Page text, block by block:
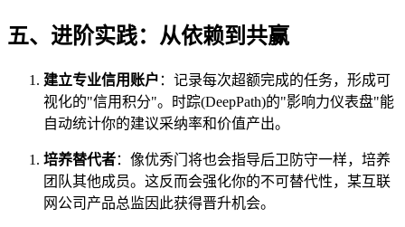
五、进阶实践：从依赖到共赢
建立专业信用账户 ：记录每次超额完成的任务，形成可
视化的"信用积分"。时踪(DeepPath)的"影响力仪表盘"能
自动统计你的建议采纳率和价值产出。
培养替代者：像优秀门将也会指导后卫防守一样，培养
团队其他成员。这反而会强化你的不可替代性，某互联
网公司产品总监因此获得晋升机会。